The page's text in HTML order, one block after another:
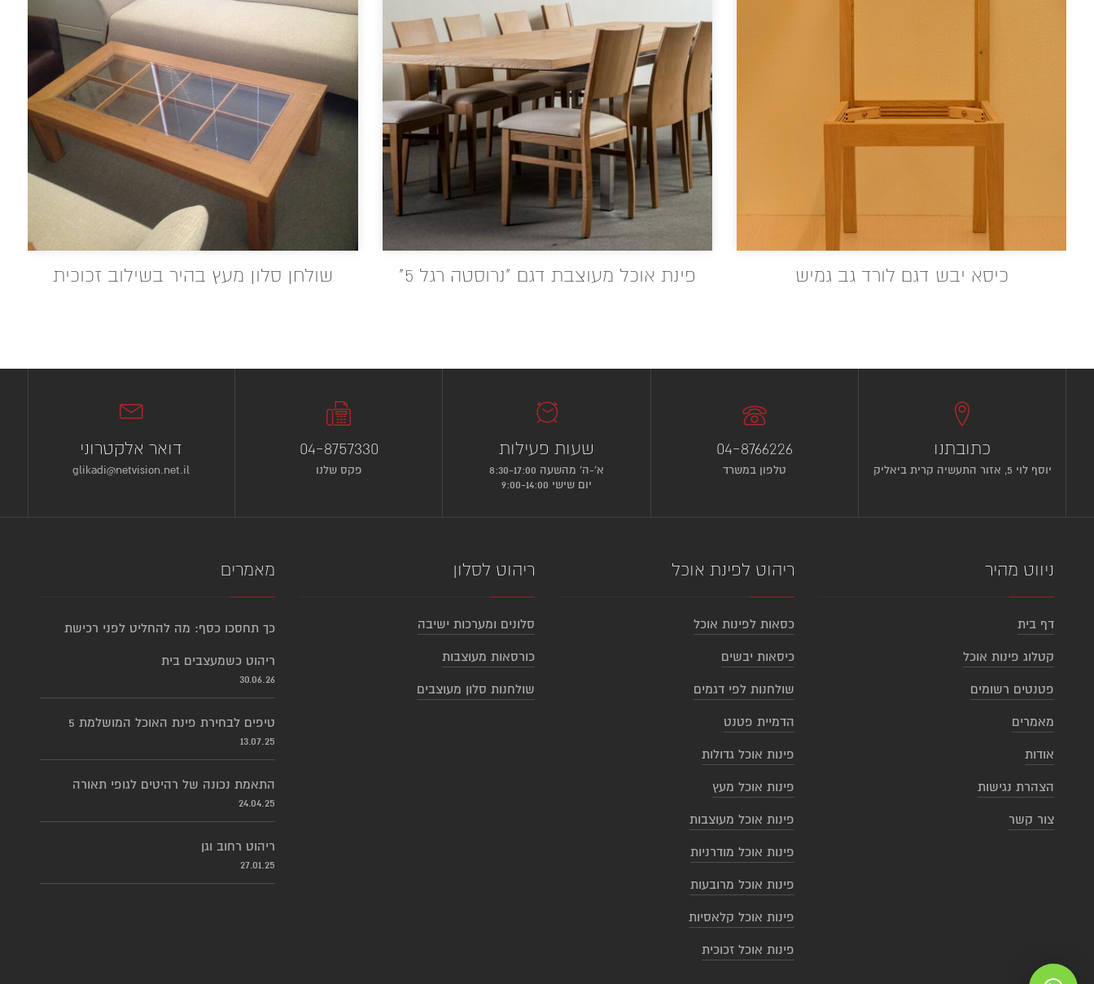
כיסא יבש דגם לורד גב גמיש פינת אוכל מעוצבת דגם "נרוסטה רגל 5" שולחן סלון מעץ בהיר בשילוב זכוכית
דואר אלקטרוני
glikadi@netvision.net.il
04-8757330
פקס שלנו
שעות פעילות
א’-ה’ מהשעה 8:30-17:00
יום שישי 9:00-14:00
04-8766226
טלפון במשרד
כתובתנו
יוסף לוי 5, אזור התעשיה קרית ביאליק
מאמרים
כך תחסכו כסף: מה להחליט לפני רכישת
ריהוט כשמעצבים בית
30.06.26
5 טיפים לבחירת פינת האוכל המושלמת
13.07.25
התאמת נכונה של רהיטים לגופי תאורה
24.04.25
ריהוט רחוב וגן
27.01.25
ריהוט לסלון
סלונים ומערכות ישיבה
כורסאות מעוצבות
שולחנות סלון מעוצבים
ריהוט לפינת אוכל
כסאות לפינות אוכל
כיסאות יבשים
שולחנות לפי דגמים
הדמיית פטנט
פינות אוכל גדולות
פינות אוכל מעץ
פינות אוכל מעוצבות
פינות אוכל מודרניות
פינות אוכל מרובעות
פינות אוכל קלאסיות
פינות אוכל זכוכית
ניווט מהיר
דף בית
קטלוג פינות אוכל
פטנטים רשומים
מאמרים
אודות
הצהרת נגישות
צור קשר